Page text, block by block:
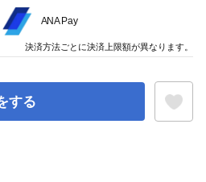
する
ANA Pay
決済方法ごとに決済上限額が異なります。